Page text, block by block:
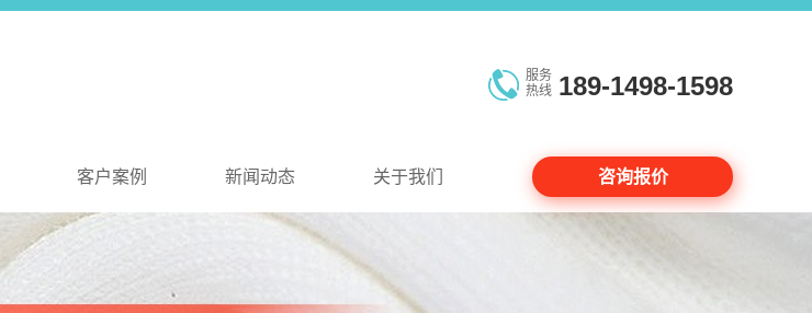
服务
热线 189-1498-1598
客户案例 新闻动态 关于我们 咨询报价